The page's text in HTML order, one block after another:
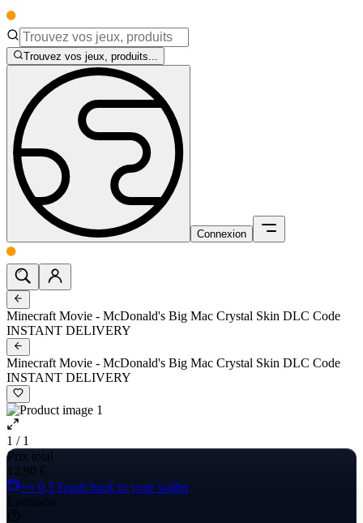
Trouvez vos jeux, produits...
Connexion
Minecraft Movie - McDonald's Big Mac Crystal Skin DLC Code
INSTANT DELIVERY
Minecraft Movie - McDonald's Big Mac Crystal Skin DLC Code
INSTANT DELIVERY
1 / 1
Prix total
12,90 €
+≈ 0,5 €cash back to your wallet
Livraison